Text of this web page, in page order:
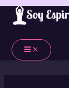
Ir
contenido